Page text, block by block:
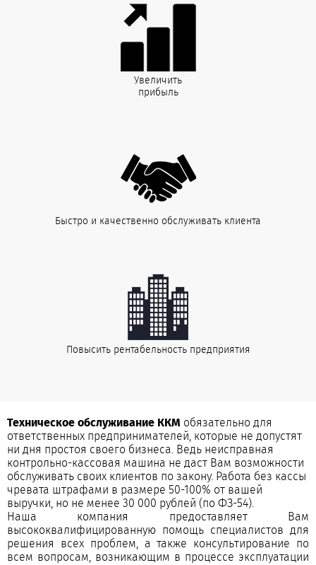
Увеличить
прибыль
Быстро и качественно обслуживать клиента
Повысить рентабельность предприятия
Техническое обслуживание ККМ обязательно для
ответственных предпринимателей, которые не допустят
ни дня простоя своего бизнеса. Ведь неисправная
контрольно-кассовая машина не даст Вам возможности
обслуживать своих клиентов по закону. Работа без кассы
чревата штрафами в размере 50-100% от вашей
выручки, но не менее 30 000 рублей (по ФЗ-54).
Наша компания предоставляет Вам
высококвалифицированную помощь специалистов для
решения всех проблем, а также консультирование по
всем вопросам, возникающим в процессе эксплуатации